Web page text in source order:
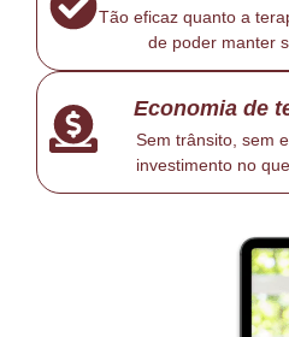
Tão eficaz quanto a
de poder manter
Economia de
Sem trânsito, sem
investimento no